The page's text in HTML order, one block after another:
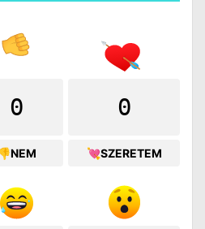
0 0
💘SZERETEM